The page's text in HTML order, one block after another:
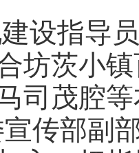
设指导
坊茨小
司茂腔
宣传部副